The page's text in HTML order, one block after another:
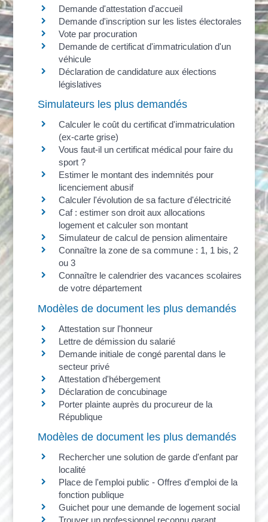
Demande d'attestation d'accueil
Demande d'inscription sur les listes électorales
Vote par procuration
Demande de certificat d'immatriculation d'un
véhicule
Déclaration de candidature aux élections
législatives
Simulateurs les plus demandés
Calculer le coût du certificat d'immatriculation
(ex-carte grise)
Vous faut-il un certificat médical pour faire du
sport ?
Estimer le montant des indemnités pour
licenciement abusif
Calculer l'évolution de sa facture d'électricité
Caf : estimer son droit aux allocations
logement et calculer son montant
Simulateur de calcul de pension alimentaire
Connaître la zone de sa commune : 1, 1 bis, 2
ou 3
Connaître le calendrier des vacances scolaires
de votre département
Modèles de document les plus demandés
Attestation sur l'honneur
Lettre de démission du salarié
Demande initiale de congé parental dans le
secteur privé
Attestation d'hébergement
Déclaration de concubinage
Porter plainte auprès du procureur de la
République
Modèles de document les plus demandés
Rechercher une solution de garde d'enfant par
localité
Place de l'emploi public - Offres d'emploi de la
fonction publique
Guichet pour une demande de logement social
Trouver un professionnel reconnu garant